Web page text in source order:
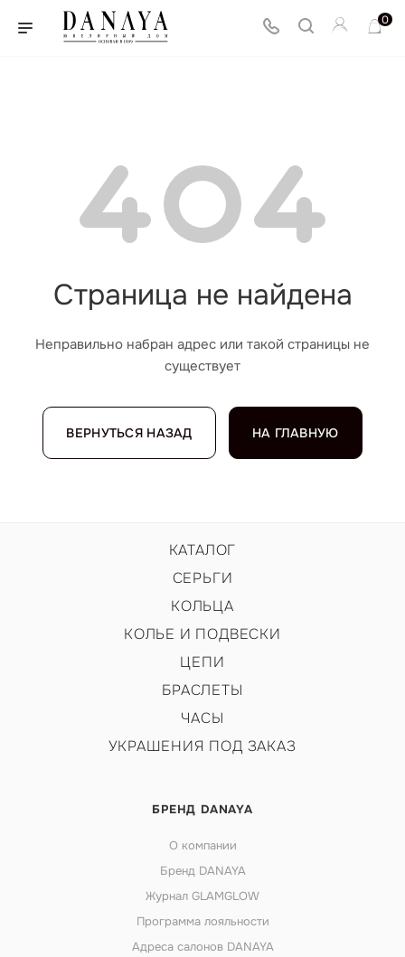
0
Страница не найдена
Неправильно набран адрес или такой страницы не
существует
ВЕРНУТЬСЯ НАЗАД НА ГЛАВНУЮ
КАТАЛОГ
СЕРЬГИ
КОЛЬЦА
КОЛЬЕ И ПОДВЕСКИ
ЦЕПИ
БРАСЛЕТЫ
ЧАСЫ
УКРАШЕНИЯ ПОД ЗАКАЗ
БРЕНД DANAYA
О компании
Бренд DANAYA
Журнал GLAMGLOW
Программа лояльности
Адреса салонов DANAYA